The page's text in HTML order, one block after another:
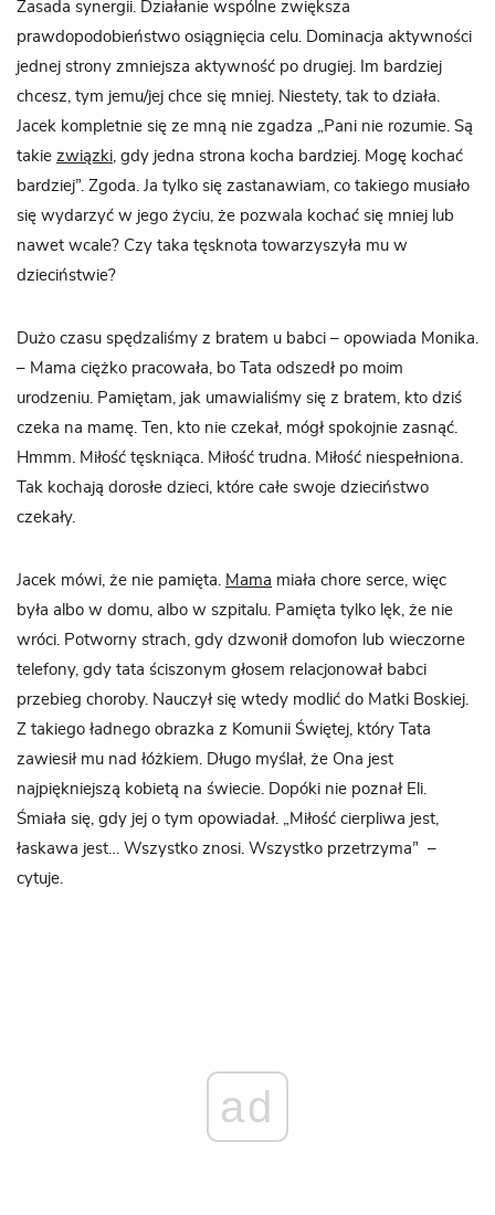
Zasada synergii. Działanie wspólne zwiększa
prawdopodobieństwo osiągnięcia celu. Dominacja aktywności
jednej strony zmniejsza aktywność po drugiej. Im bardziej
chcesz, tym jemu/jej chce się mniej. Niestety, tak to działa.
Jacek kompletnie się ze mną nie zgadza „Pani nie rozumie. Są
takie związki, gdy jedna strona kocha bardziej. Mogę kochać
bardziej”. Zgoda. Ja tylko się zastanawiam, co takiego musiało
się wydarzyć w jego życiu, że pozwala kochać się mniej lub
nawet wcale? Czy taka tęsknota towarzyszyła mu w
dzieciństwie?
Dużo czasu spędzaliśmy z bratem u babci – opowiada Monika.
– Mama ciężko pracowała, bo Tata odszedł po moim
urodzeniu. Pamiętam, jak umawialiśmy się z bratem, kto dziś
czeka na mamę. Ten, kto nie czekał, mógł spokojnie zasnąć.
Hmmm. Miłość tęskniąca. Miłość trudna. Miłość niespełniona.
Tak kochają dorosłe dzieci, które całe swoje dzieciństwo
czekały.
Jacek mówi, że nie pamięta. Mama miała chore serce, więc
była albo w domu, albo w szpitalu. Pamięta tylko lęk, że nie
wróci. Potworny strach, gdy dzwonił domofon lub wieczorne
telefony, gdy tata ściszonym głosem relacjonował babci
przebieg choroby. Nauczył się wtedy modlić do Matki Boskiej.
Z takiego ładnego obrazka z Komunii Świętej, który Tata
zawiesił mu nad łóżkiem. Długo myślał, że Ona jest
najpiękniejszą kobietą na świecie. Dopóki nie poznał Eli.
Śmiała się, gdy jej o tym opowiadał. „Miłość cierpliwa jest,
łaskawa jest… Wszystko znosi. Wszystko przetrzyma” –
cytuje.
ad